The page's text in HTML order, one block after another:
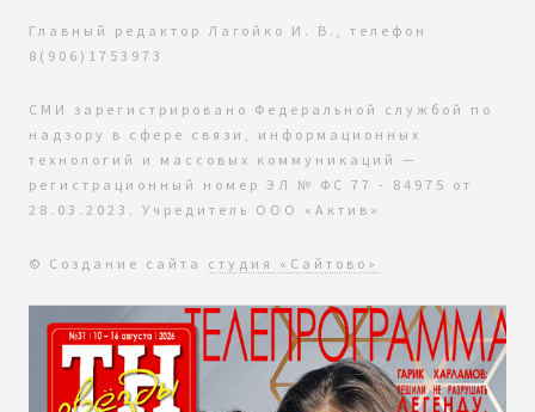
Главный редактор Лагойко И. В., телефон
8(906)1753973
СМИ зарегистрировано Федеральной службой по
надзору в сфере связи, информационных
технологий и массовых коммуникаций —
регистрационный номер ЭЛ № ФС 77 - 84975 от
28.03.2023. Учредитель ООО «Актив»
© Создание сайта студия «Сайтово»